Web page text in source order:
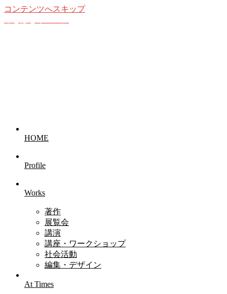
コンテンツへスキップ
HOME
Profile
Works
著作
展覧会
講演
講座・ワークショップ
社会活動
編集・デザイン
At Times